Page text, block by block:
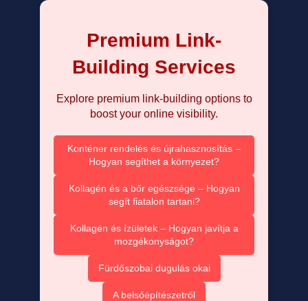
Premium Link-
Building Services
Explore premium link-building options to
boost your online visibility.
Konténer rendelés és újrahasznosítás –
Hogyan segíthet a környezet?
Kollagén és a bőr egészsége – Hogyan
segít fiatalon tartani?
Kollagén és ízületek – Hogyan javítja a
mozgékonyságot?
Fürdőszobai dugulás okai
A belsőépítészetről